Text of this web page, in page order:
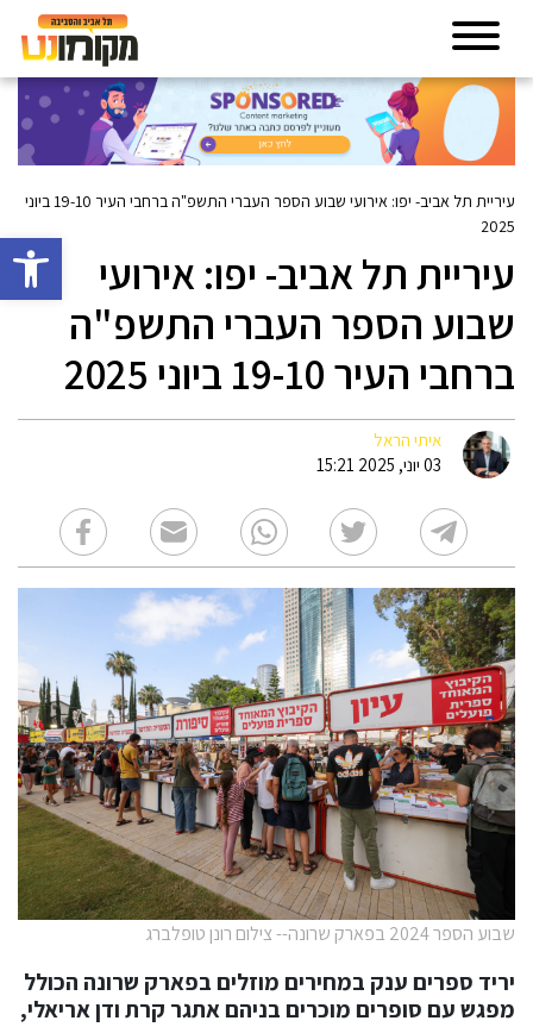
פתח
עיריית תל אביב- יפו: אירועי שבוע הספר העברי התשפ"ה ברחבי העיר 19-10 ביוני
2025
עיריית תל אביב- יפו: אירועי
שבוע הספר העברי התשפ"ה
ברחבי העיר 19-10 ביוני 2025
איתי הראל
03 יוני, 2025 15:21
שבוע הספר 2024 בפארק שרונה-- צילום רונן טופלברג
יריד ספרים ענק במחירים מוזלים בפארק שרונה הכולל
מפגש עם סופרים מוכרים בניהם אתגר קרת ודן אריאלי,